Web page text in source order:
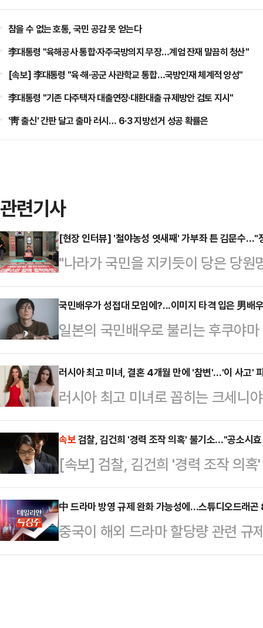
참을 수 없는 호통, 국민 공감 못 얻는다
李대통령 "육해공사 통합·자주국방의지 무장…계엄 잔재 말끔히 청산"
[속보] 李대통령 "육·해·공군 사관학교 통합…국방인재 체계적 양성"
李대통령 "기존 다주택자 대출연장·대환대출 규제방안 검토 지시"
'靑 출신' 간판 달고 출마 러시… 6·3 지방선거 성공 확률은
관련기사
[현장 인터뷰] '철야농성 엿새째' 가부좌 튼 김문수…"
"나라가 국민을 지키듯이 당은 당
파고 들었다. 농성 첫날에 봤던 그
의힘 당대표 후보의 의지는 추상처
압수수색 영장 재집행에 대비해 가
당대표 후보 한 명에서 과거 힘든
설로, 당사와 당원을 지킨다는 일
은 결속력이 한층 단단해진 분위기
자들은 김 후보에…
국민배우가 성접대 모임에?...이미지 타격 입은 男배
일본의 국민배우로 불리는 후쿠야
한 '성접대 모임'의 핵심 인물로 지
지 여성세븐은 나카이 마사히로 성
부 조사에서 후쿠야마가 '유력 프로
결과 후쿠야마는 2005년부터 후지
임을 가졌으며, 이 자리에 최소 19
났다.보고서에는 후쿠야마가 오오
기대한다", "신입…
러시아 최고 미녀, 결혼 4개월 만에 '참변'…'이 사고'
러시아 최고 미녀로 꼽히는 크세니
어든 야생 동물과 충돌해 치료를
피플지, 뉴욕 포스트 등 외신에 따
러시아의 한 도로를 달리던 중 갑
는 사고를 당했다.사고 당시 크세니
은 운전을 하고 있었다. 부부는 결
타까움을 더했다.그의 남편은 러시
에서 "엘크…
속보검찰, 김건희 '경력 조작 의혹' 불기소…"공소시
[속보] 검찰, 김건희 '경력 조작 의
中 드라마 방영 규제 완화 가능성에…스튜디오드래
중국이 해외 드라마 할당량 관련 규
일 장 초반 콘텐츠 관련주가 상승하